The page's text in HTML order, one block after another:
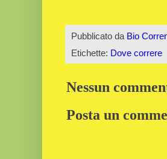
Pubblicato da Bio
Etichette: Dove correre
Nessun
Posta un